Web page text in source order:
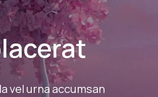
vel urna accumsan